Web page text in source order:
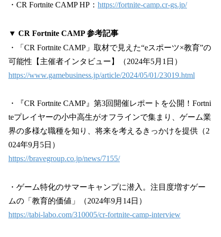
・CR Fortnite CAMP HP： https://fortnite-camp.cr-gs.jp/
▼ CR Fortnite CAMP 参考記事
・「CR Fortnite CAMP」取材で見えた“eスポーツ×教育”の
可能性【主催者インタビュー】（2024年5月1日）
https://www.gamebusiness.jp/article/2024/05/01/23019.html
・『CR Fortnite CAMP』第3回開催レポートを公開！Fortni
teプレイヤーの小中高生がオフラインで集まり、ゲーム業
界の多様な職種を知り、将来を考えるきっかけを提供（2
024年9月5日）
https://bravegroup.co.jp/news/7155/
・ゲーム特化のサマーキャンプに潜入。注目度増すゲー
ムの「教育的価値」（2024年9月14日）
https://tabi-labo.com/310005/cr-fortnite-camp-interview